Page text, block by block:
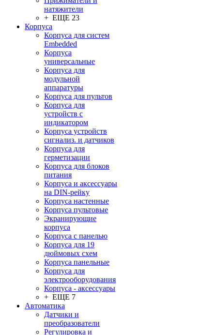
натяжители
+ ЕЩЕ 23
Корпуса
Корпуса для систем
Embedded
Корпуса
универсальные
Корпуса для
модульной
аппаратуры
Корпуса для пультов
Корпуса для
устройств с
индикатором
Корпуса устройств
сигнализ. и датчиков
Корпуса для
герметизации
Корпуса для блоков
питания
Корпуса и аксессуары
на DIN-рейку
Корпуса настенные
Корпуса пультовые
Экранирующие
корпуса
Корпуса с панелью
Корпуса для 19
дюймовых схем
Корпуса панельные
Корпуса для
электрооборудования
Корпуса - аксессуары
+ ЕЩЕ 7
Автоматика
Датчики и
преобразователи
Регулировка и